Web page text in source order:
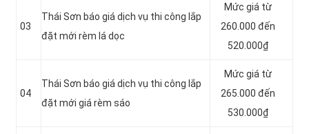
03
Thái Sơn báo giá dịch vụ thi công lắp
đặt mới rèm lá dọc
Mức giá từ
260.000 đến
520.000₫
04
Thái Sơn báo giá dịch vụ thi công lắp
đặt mới giá rèm sáo
Mức giá từ
265.000 đến
530.000₫